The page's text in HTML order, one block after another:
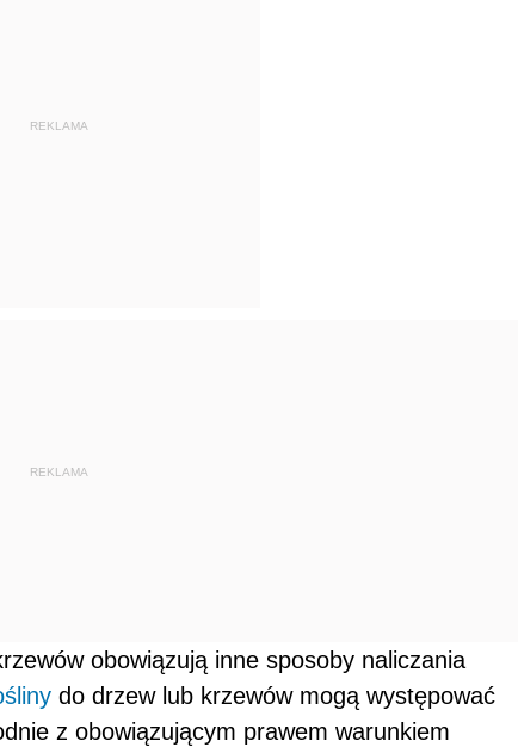
REKLAMA
REKLAMA
obowiązują inne sposoby naliczania
do drzew lub krzewów mogą występować
z obowiązującym prawem warunkiem